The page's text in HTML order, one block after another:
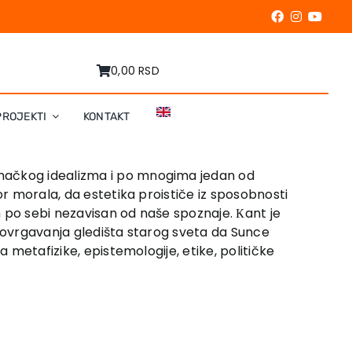
0,00 RSD
KONTAKT
idealizma i po mnogima jedan od
morala, da estetika proističe iz sposobnosti
sebi nezavisan od naše spoznaje. Кant je
gledišta starog sveta da Sunce
metafizike, epistemologije, etike, političke